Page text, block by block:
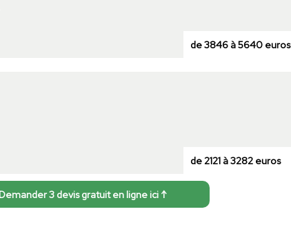
de 3846 à 5640 euros
de 2121 à 3282 euros
3 devis gratuit en ligne ici ↑